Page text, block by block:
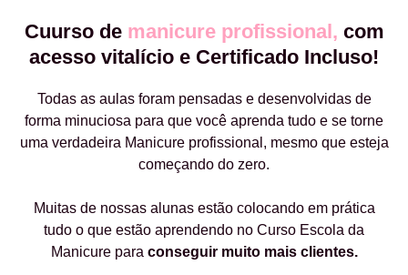
Cuurso de manicure profissional, com
acesso vitalício e Certificado Incluso!
Todas as aulas foram pensadas e desenvolvidas de
forma minuciosa para que você aprenda tudo e se torne
uma verdadeira Manicure profissional, mesmo que esteja
começando do zero.
Muitas de nossas alunas estão colocando em prática
tudo o que estão aprendendo no Curso Escola da
Manicure para conseguir muito mais clientes.